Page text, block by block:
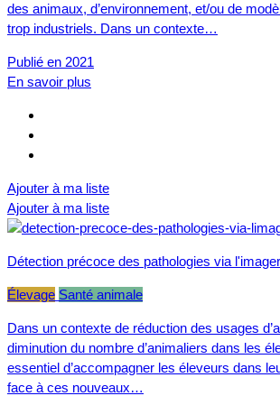
des animaux, d’environnement, et/ou de
trop industriels. Dans un contexte…
Publié en 2021
En savoir plus
Ajouter à ma liste
Ajouter à ma liste
Détection précoce des pathologies via
Élevage Santé animale
Dans un contexte de réduction des usages
diminution du nombre d’animaliers dans les
essentiel d’accompagner les éleveurs dans
face à ces nouveaux…